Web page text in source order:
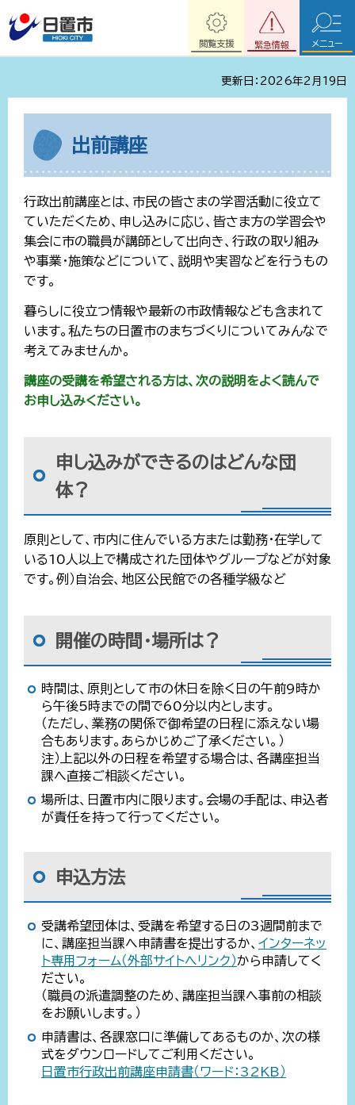
緊急情報
閲覧支援 メニュー
更新日：2026年2月19日
出前講座
行政出前講座とは、市民の皆さまの学習活動に役立て
ていただくため、申し込みに応じ、皆さま方の学習会や
集会に市の職員が講師として出向き、行政の取り組み
や事業・施策などについて、説明や実習などを行うもの
です。
暮らしに役立つ情報や最新の市政情報なども含まれて
います。私たちの日置市のまちづくりについてみんなで
考えてみませんか。
講座の受講を希望される方は、次の説明をよく読んで
お申し込みください。
申し込みができるのはどんな団
体？
原則として、市内に住んでいる方または勤務・在学して
いる10人以上で構成された団体やグループなどが対象
です。例）自治会、地区公民館での各種学級など
開催の時間・場所は？
時間は、原則として市の休日を除く日の午前9時か
ら午後5時までの間で60分以内とします。
（ただし、業務の関係で御希望の日程に添えない場
合もあります。あらかじめご了承ください。）
注）上記以外の日程を希望する場合は、各講座担当
課へ直接ご相談ください。
場所は、日置市内に限ります。会場の手配は、申込者
が責任を持って行ってください。
申込方法
受講希望団体は、受講を希望する日の3週間前まで
に、講座担当課へ申請書を提出するか、 インターネッ
ト専用フォーム（外部サイトへリンク）から申請してく
ださい。
（職員の派遣調整のため、講座担当課へ事前の相談
をお願いします。）
申請書は、各課窓口に準備してあるものか、次の様
式をダウンロードしてご利用ください。
日置市行政出前講座申請書（ワード：32KB）